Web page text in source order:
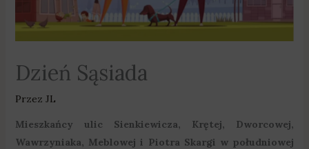
Dzień Sąsiada
Przez JL
Mieszkańcy ulic Sienkiewicza, Krętej, Dworcowej,
Wawrzyniaka, Meblowej i Piotra Skargi w południowej